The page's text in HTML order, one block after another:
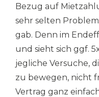
Bezug auf
sehr selten
gab. Denn im
und sieht sich ggf.
jegliche Versuche,
zu bewegen, nicht
Vertrag ganz